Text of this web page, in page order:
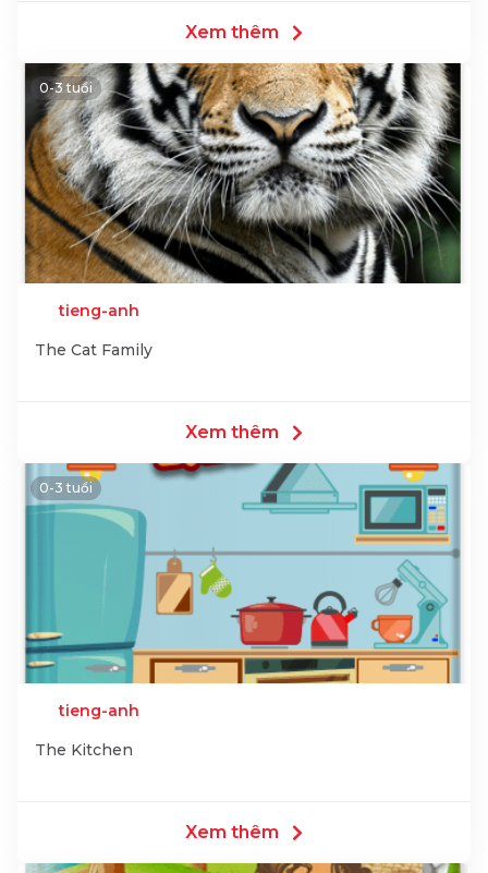
Xem thêm
0-3 tuổi
tieng-anh
The Cat Family
Xem thêm
0-3 tuổi
tieng-anh
The Kitchen
Xem thêm